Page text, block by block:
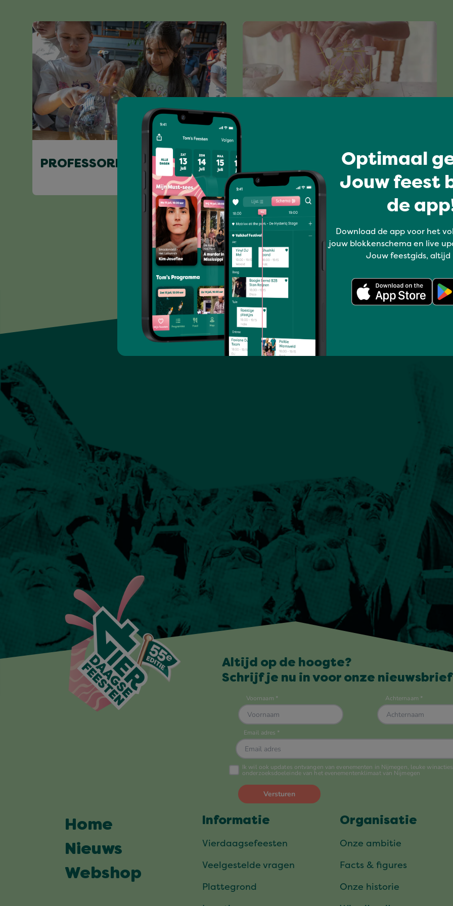
PROFESSORPROEF
KOM BOUWEN EN ONTDEK DE
TECHNIEK VAN DE TOEKOMST
Volledig programma
Optimaal
Jouw feest
de
Download de app voor het
jouw blokkenschema en live
Jouw feestgids, altijd
Altijd op de hoogte?
Schrijf je nu in voor onze
Home
Nieuws
Webshop
Informatie
Vierdaagsefeesten
Veelgestelde vragen
Plattegrond
Organisatie
Onze ambitie
Facts & figures
Onze historie